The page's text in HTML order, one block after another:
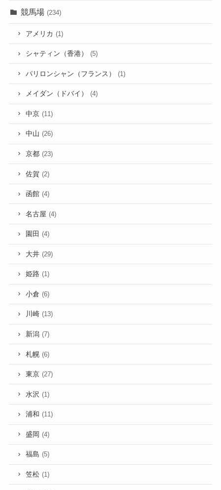
競馬場 (234)
アメリカ (1)
シャティン（香港） (5)
パリロンシャン（フランス） (1)
メイダン（ドバイ） (4)
中京 (11)
中山 (26)
京都 (23)
佐賀 (2)
函館 (4)
名古屋 (4)
園田 (4)
大井 (29)
姫路 (1)
小倉 (6)
川崎 (13)
新潟 (7)
札幌 (6)
東京 (27)
水沢 (1)
浦和 (11)
盛岡 (4)
福島 (5)
笠松 (1)